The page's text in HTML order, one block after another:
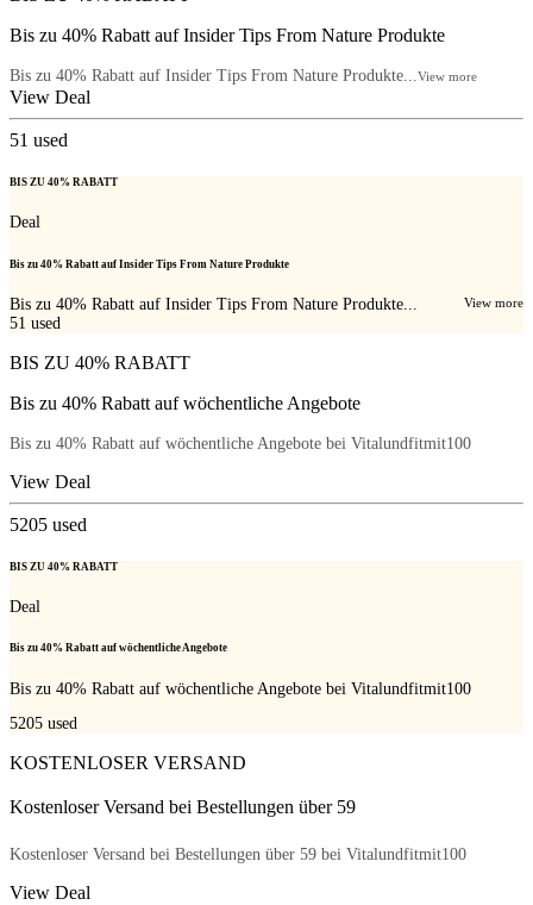
Bis zu 40% Rabatt auf Insider Tips From Nature Produkte
Bis zu 40% Rabatt auf Insider Tips From Nature Produkte... View more
View Deal
51 used
BIS ZU 40% RABATT
Deal
Bis zu 40% Rabatt auf Insider Tips From Nature Produkte
Bis zu 40% Rabatt auf Insider Tips From Nature Produkte... View more
51 used
BIS ZU 40% RABATT
Bis zu 40% Rabatt auf wöchentliche Angebote
Bis zu 40% Rabatt auf wöchentliche Angebote bei Vitalundfitmit100
View Deal
5205 used
BIS ZU 40% RABATT
Deal
Bis zu 40% Rabatt auf wöchentliche Angebote
Bis zu 40% Rabatt auf wöchentliche Angebote bei Vitalundfitmit100
5205 used
KOSTENLOSER VERSAND
Kostenloser Versand bei Bestellungen über 59
Kostenloser Versand bei Bestellungen über 59 bei Vitalundfitmit100
View Deal